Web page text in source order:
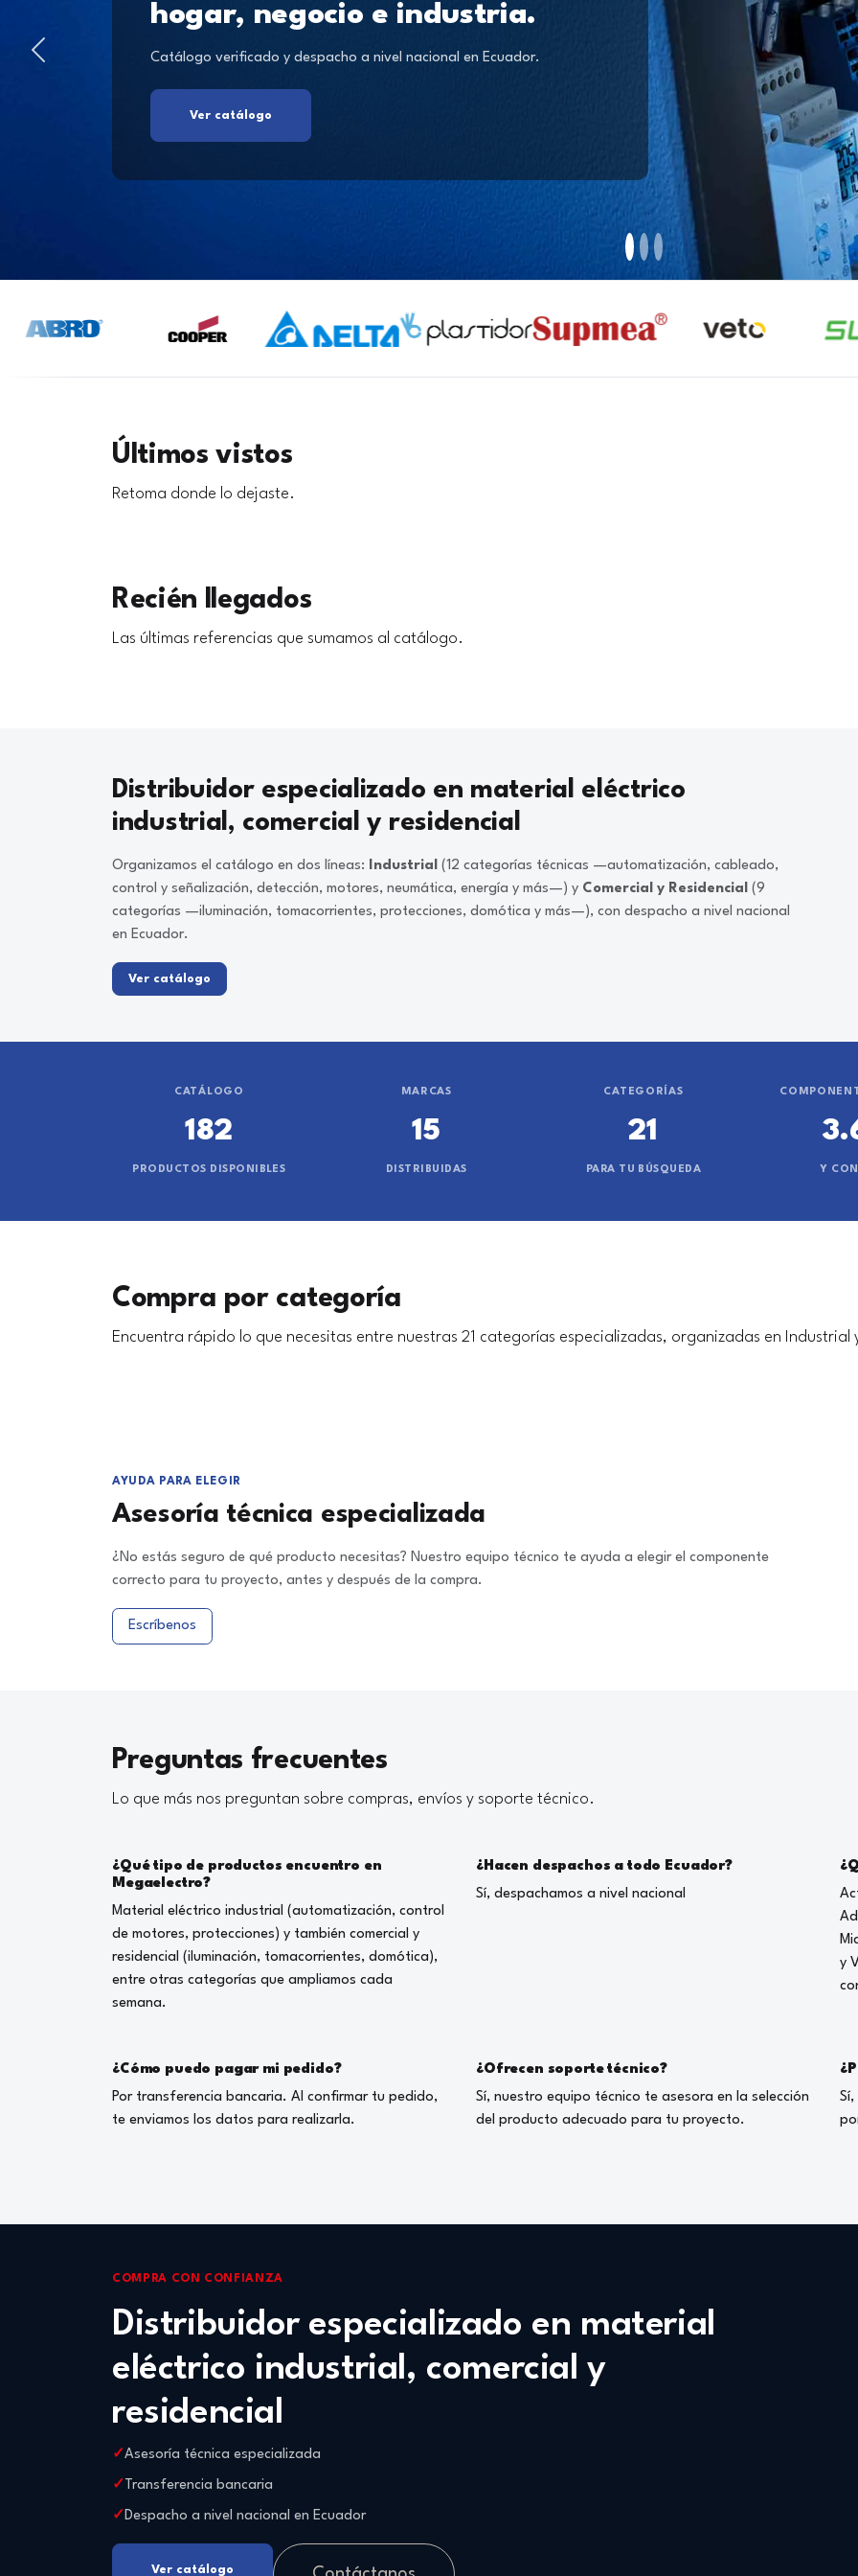
hogar, negocio e industria.
Catálogo verificado y despacho a nivel nacional en Ecuador.
Ver catálogo
Últimos vistos
Retoma donde lo dejaste.
Recién llegados
Las últimas referencias que sumamos al catálogo.
Distribuidor especializado en material eléctrico
industrial, comercial y residencial
Organizamos el catálogo en dos líneas: Industrial (12 categorías técnicas —automatización, cableado,
control y señalización, detección, motores, neumática, energía y más—) y Comercial y Residencial (9
categorías —iluminación, tomacorrientes, protecciones, domótica y más—), con despacho a nivel nacional
en Ecuador.
Ver catálogo
CATÁLOGO
182
PRODUCTOS DISPONIBLES
MARCAS
15
DISTRIBUIDAS
CATEGORÍAS
21
PARA TU BÚSQUEDA Y
Compra por categoría
Encuentra rápido lo que necesitas entre nuestras 21 categorías especializadas, organizadas en Industrial
AYUDA PARA ELEGIR
Asesoría técnica especializada
¿No estás seguro de qué producto necesitas? Nuestro equipo técnico te ayuda a elegir el componente
correcto para tu proyecto, antes y después de la compra.
Escríbenos
Preguntas frecuentes
Lo que más nos preguntan sobre compras, envíos y soporte técnico.
¿Qué tipo de productos encuentro en
Megaelectro?
Material eléctrico industrial (automatización, control
de motores, protecciones) y también comercial y
residencial (iluminación, tomacorrientes, domótica),
entre otras categorías que ampliamos cada
semana.
¿Hacen despachos a todo Ecuador?
Sí, despachamos a nivel nacional
y
¿Cómo puedo pagar mi pedido?
Por transferencia bancaria. Al confirmar tu pedido,
te enviamos los datos para realizarla.
¿Ofrecen soporte técnico?
Sí, nuestro equipo técnico te asesora en la selección
del producto adecuado para tu proyecto.
COMPRA CON CONFIANZA
Distribuidor especializado en material
eléctrico industrial, comercial y
residencial
Asesoría técnica especializada
Transferencia bancaria
Despacho a nivel nacional en Ecuador
Ver catálogo